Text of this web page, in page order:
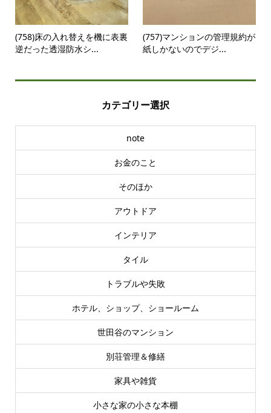
(758)床の入れ替えを機に表裏
逆だった透湿防水シ...
(757)マンションの管理規約が
紙しかないのでデジ...
カテゴリー選択
note
お金のこと
そのほか
アウトドア
インテリア
タイル
トラブルや失敗
ホテル、ショップ、ショールーム
世田谷のマンション
別荘管理＆修繕
家具や雑貨
小さな家の小さな本棚